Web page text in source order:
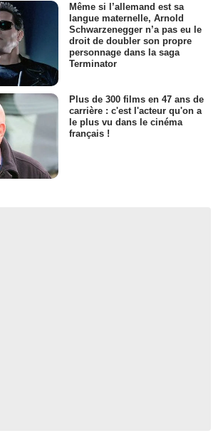
Même si l’allemand est sa
langue maternelle, Arnold
Schwarzenegger n’a pas eu le
droit de doubler son propre
personnage dans la saga
Terminator
Plus de 300 films en 47 ans de
carrière : c'est l'acteur qu'on a
le plus vu dans le cinéma
français !